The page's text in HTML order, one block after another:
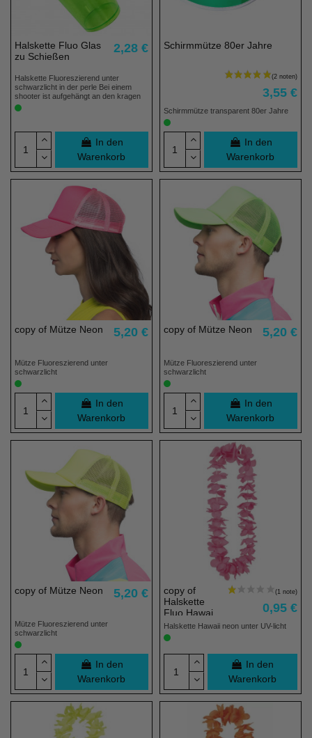
(3 noten)
Halskette Fluo Glas
zu Schießen
2,28 €
Halskette Fluoreszierend unter
schwarzlicht in der perle Bei einem
shooter ist aufgehängt an den kragen
In den
Warenkorb
Schirmmütze 80er Jahre
3,55 €
Schirmmütze transparent 80er Jahre
In den
Warenkorb
copy of Mütze Neon 5,20 €
Mütze Fluoreszierend unter
schwarzlicht
In den
Warenkorb
copy of Mütze Neon 5,20 €
Mütze Fluoreszierend unter
schwarzlicht
In den
Warenkorb
copy of Mütze Neon 5,20 €
Mütze Fluoreszierend unter
schwarzlicht
In den
Warenkorb
copy of
Halskette
Fluo Hawai
0,95 €
Halskette Hawaii neon unter UV-licht
In den
Warenkorb